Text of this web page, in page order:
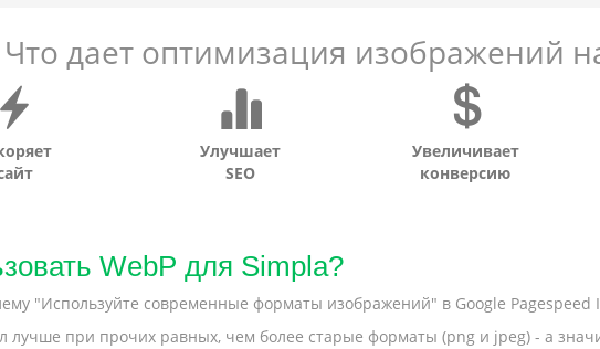
Что дает оптимизация изображений
Улучшает
SEO
Увеличивает
конверсию
WebP для Simpla?
"Используйте современные форматы изображений" в Google Pagespeed
лучше при прочих равных, чем более старые форматы (png и jpeg) - а